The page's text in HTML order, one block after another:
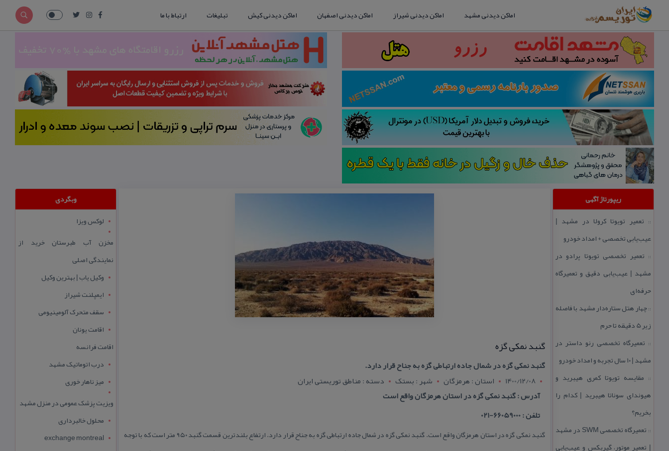
اماکن دیدنی مشهد اماکن دیدنی شیراز اماکن دیدنی اصفهان اماکن دیدنی کیش تبلیغات ارتباط با ما
ریپورتاژ آگهی
:: تعمیر تویوتا كرولا در مشهد |
عیب‌یابی تخصصی + امداد خودرو
:: تعمیر تخصصی تویوتا پرادو در
مشهد | عیب‌یابی دقیق و تعمیرگاه
حرفه‌ای
::چهار هتل‌ ستاره‌دار مشهد با فاصله
زیر 5 دقیقه تا حرم
:: تعمیرگاه تخصصی رنو داستر در
مشهد | ۱۰ سال تجربه و امداد خودرو
:: مقایسه تویوتا كمری هیبرید و
هیوندای سوناتا هیبرید | كدام را
بخریم؟
::
تعمیرگاه تخصصی SWM در مشهد
| تعمیر موتور، گیربكس و عیب‌یابی
گنبد نمكی گزه
گنبد نمكی گزه در شمال جاده ارتباطی گزه به جناح قرار دارد.
1400/12/08
استان : هرمزگان شهر : بستک
دسته : مناطق توریستی ایران
آدرس : گنبد نمكی گزه در استان هرمزگان واقع است
تلفن : 66059000-021
گنبد نمكی گزه در استان هرمزگان واقع است. گنبد نمكی گزه در شمال جاده ارتباطی گزه به جناح قرار دارد. ارتفاع بلندترین قسمت گنبد ۹۵۰ متر است كه با توجه
وبگردی
لوکس ویزا
مخزن آب طبرستان خرید از
نمایندگی اصلی
وکیل یاب | بهترین وکیل
ایمپلنت شیراز
سقف متحرک آلومینیومی
اقامت یونان
اقامت فرانسه
درب اتوماتیک مشهد
میز ناهار خوری
ویزیت پزشک عمومی در منزل مشهد
محلول خالبرداری
exchange montreal